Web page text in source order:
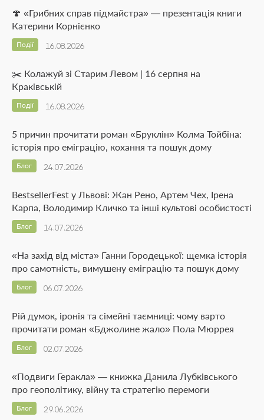
🍄 «Грибних справ підмайстра» — презентація книги
Катерини Корнієнко
16.08.2026
Події
✂️ Колажуй зі Старим Левом | 16 серпня на
Краківській
16.08.2026
Події
5 причин прочитати роман «Бруклін» Колма Тойбіна:
історія про еміграцію, кохання та пошук дому
24.07.2026
Блог
BestsellerFest у Львові: Жан Рено, Артем Чех, Ірена
Карпа, Володимир Кличко та інші культові особистості
14.07.2026
Блог
«На захід від міста» Ганни Городецької: щемка історія
про самотність, вимушену еміграцію та пошук дому
06.07.2026
Блог
Рій думок, іронія та сімейні таємниці: чому варто
прочитати роман «Бджолине жало» Пола Мюррея
02.07.2026
Блог
«Подвиги Геракла» — книжка Данила Лубківського
про геополітику, війну та стратегію перемоги
29.06.2026
Блог